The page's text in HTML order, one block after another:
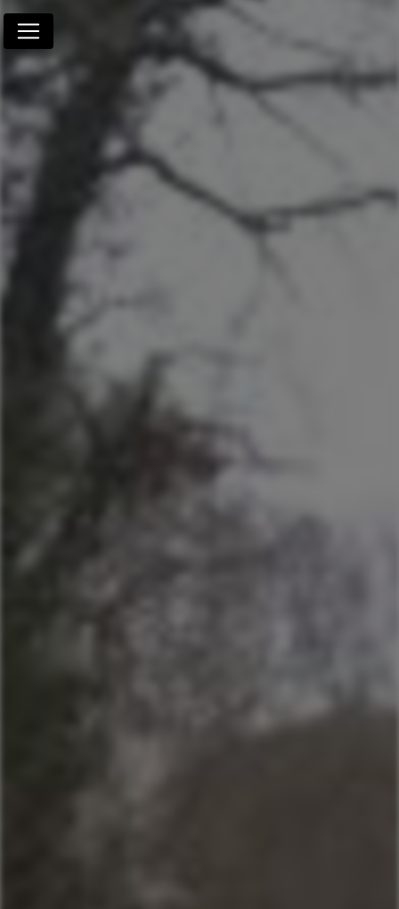
Panneau de gestion des cookies